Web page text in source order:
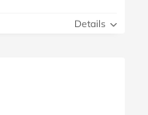
Details